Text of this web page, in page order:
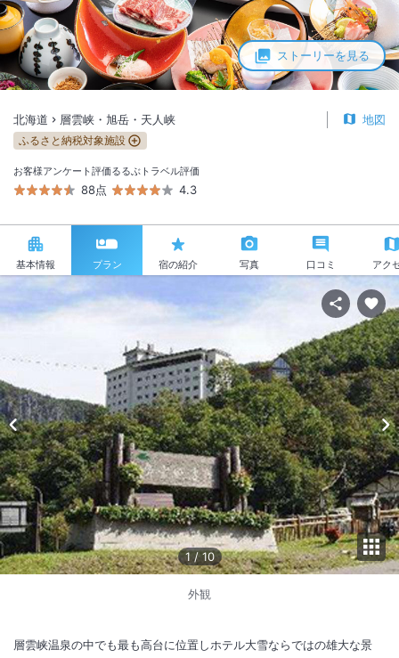
ストーリーを見る
北海道 層雲峡・旭岳・天人峡 地図
ふるさと納税対象施設
お客様アンケート評価
88点
るるぶトラベル評価
4.3
基本情報 プラン 宿の紹介 写真 口コミ アク
1 /10
外観
層雲峡温泉の中でも最も高台に位置しホテル大雪ならではの雄大な景